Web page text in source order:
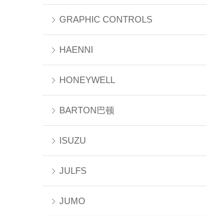
GRAPHIC CONTROLS
HAENNI
HONEYWELL
BARTON巴顿
ISUZU
JULFS
JUMO